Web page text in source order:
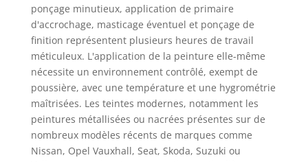
ponçage minutieux, application de primaire
d'accrochage, masticage éventuel et ponçage de
finition représentent plusieurs heures de travail
méticuleux. L'application de la peinture elle-même
nécessite un environnement contrôlé, exempt de
poussière, avec une température et une hygrométrie
maîtrisées. Les teintes modernes, notamment les
peintures métallisées ou nacrées présentes sur de
nombreux modèles récents de marques comme
Nissan, Opel Vauxhall, Seat, Skoda, Suzuki ou